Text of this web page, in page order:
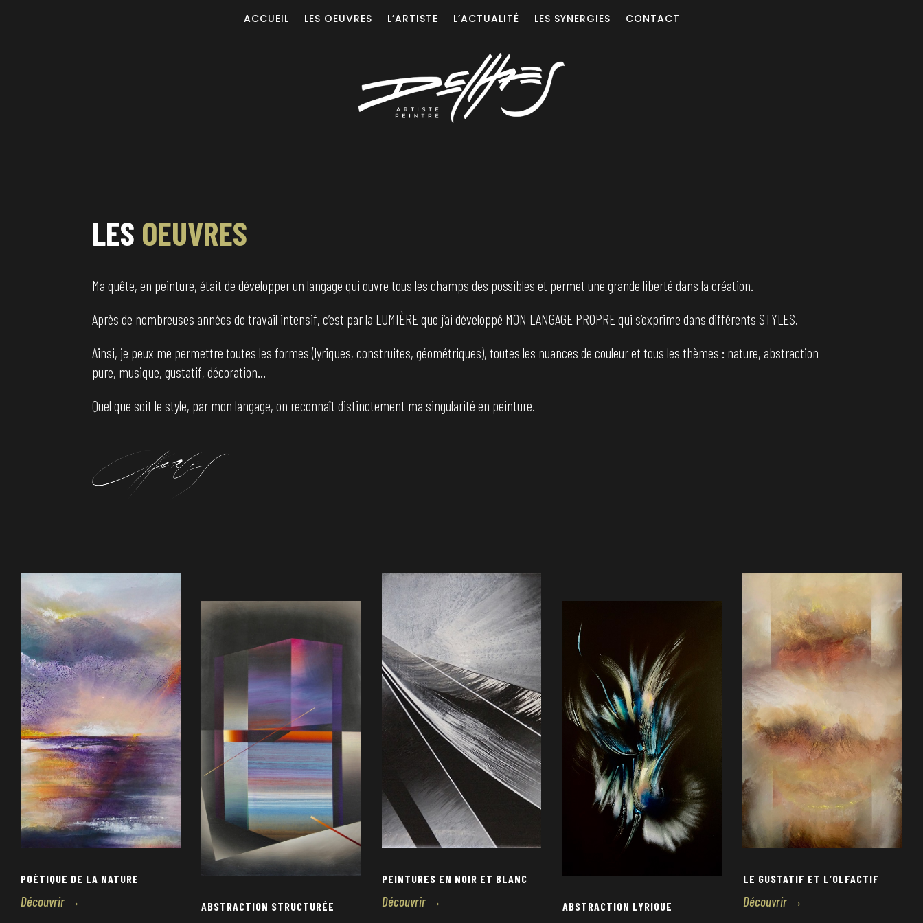
ACCUEIL LES OEUVRES L’ARTISTE L’ACTUALITÉ LES SYNERGIES CONTACT
LES OEUVRES
Ma quête, en peinture, était de développer un langage qui ouvre tous les champs des possibles et permet une grande liberté dans la création.
Après de nombreuses années de travail intensif, c’est par la LUMIÈRE que j’ai développé MON LANGAGE PROPRE qui s’exprime dans différents STYLES.
Ainsi, je peux me permettre toutes les formes (lyriques, construites, géométriques), toutes les nuances de couleur et tous les thèmes : nature, abstraction
pure, musique, gustatif, décoration…
Quel que soit le style, par mon langage, on reconnaît distinctement ma singularité en peinture.
POÉTIQUE DE LA NATURE
Découvrir → ABSTRACTION STRUCTURÉE
PEINTURES EN NOIR ET BLANC
Découvrir → ABSTRACTION LYRIQUE
LE GUSTATIF ET L’OLFACTIF
Découvrir →